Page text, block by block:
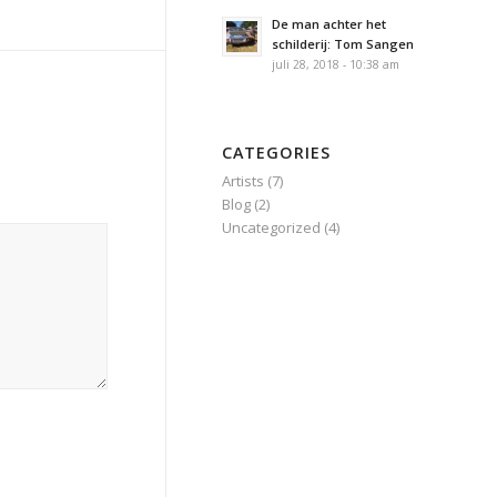
De man achter het
schilderij: Tom Sangen
juli 28, 2018 - 10:38 am
CATEGORIES
Artists (7)
Blog (2)
Uncategorized (4)